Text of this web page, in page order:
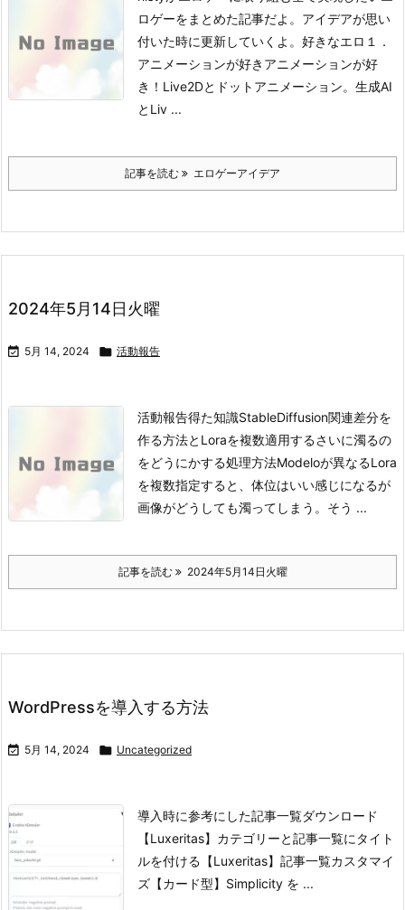
ロゲーをまとめた記事だよ。アイデアが思い
付いた時に更新していくよ。 好きなエロ１．
アニメーションが好き アニメーションが好
き！Live2Dとドットアニメーション。生成AI
とLiv ...
記事を読む エロゲーアイデア
2024年5月14日火曜
 5月 14, 2024  活動報告
活動報告得た知識StableDiffusion関連差分を
作る方法とLoraを複数適用するさいに濁るの
をどうにかする処理方法Modeloが異なるLora
を複数指定すると、体位はいい感じになるが
画像がどうしても濁ってしまう。 そう ...
記事を読む 2024年5月14日火曜
WordPressを導入する方法
 5月 14, 2024  Uncategorized
導入時に参考にした記事一覧ダウンロード
【Luxeritas】カテゴリーと記事一覧にタイト
ルを付ける 【Luxeritas】記事一覧カスタマイ
ズ【カード型】 Simplicity を ...